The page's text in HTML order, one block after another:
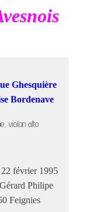
Ghesquière
Bordenave
violon alto
février 1995
Philipe
Feignies